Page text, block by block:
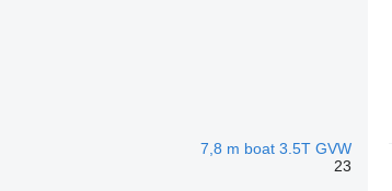
7,8 m boat 3.5T GVW
23